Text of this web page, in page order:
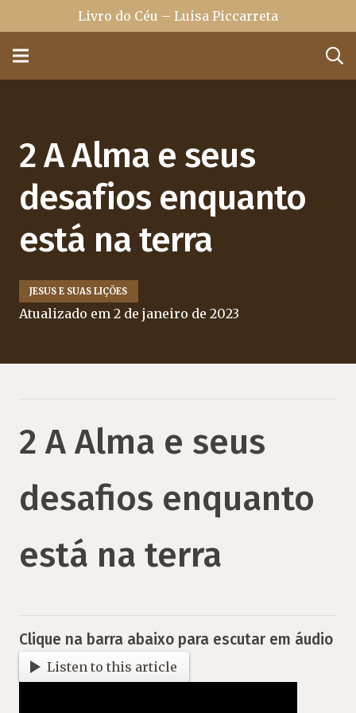
Livro do Céu – Luisa Piccarreta
2 A Alma e seus
desafios enquanto
está na terra
JESUS E SUAS LIÇÕES
Atualizado em 2 de janeiro de 2023
2 A Alma e seus
desafios enquanto
está na terra
Clique na barra abaixo para escutar em áudio
Listen to this article